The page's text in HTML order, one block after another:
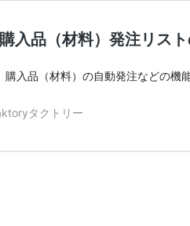
入品（材料）発注リス
入品（材料）の自動発注などの機
タクトリー